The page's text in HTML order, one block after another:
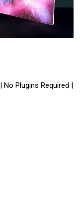
No Plugins Required |